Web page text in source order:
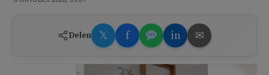
Delen 𝕏 f in ✉